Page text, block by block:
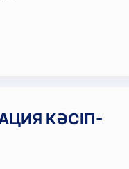
КӘСІП-